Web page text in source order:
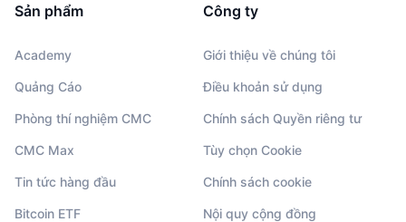
Sản phẩm
Academy
Quảng Cáo
Phòng thí nghiệm CMC
CMC Max
Tin tức hàng đầu
Bitcoin ETF
Công ty
Giới thiệu về chúng tôi
Điều khoản sử dụng
Chính sách Quyền riêng tư
Tùy chọn Cookie
Chính sách cookie
Nội quy cộng đồng